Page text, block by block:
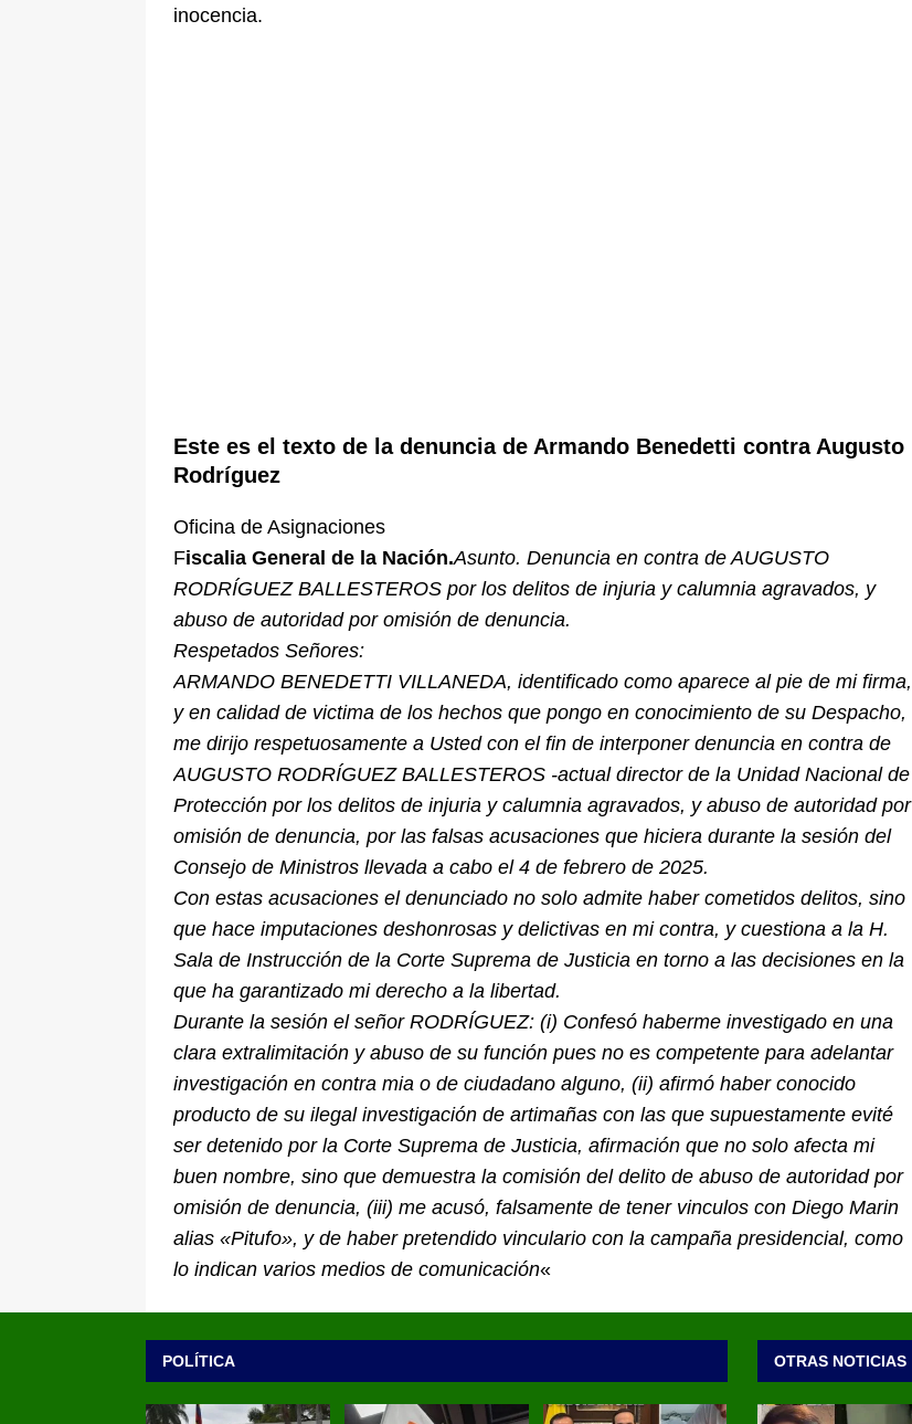
inocencia.
Este es el texto de la denuncia de Armando Benedetti contra Augusto
Rodríguez
Oficina de Asignaciones
Fiscalia General de la Nación.Asunto. Denuncia en contra de AUGUSTO
RODRÍGUEZ BALLESTEROS por los delitos de injuria y calumnia agravados, y
abuso de autoridad por omisión de denuncia.
Respetados Señores:
ARMANDO BENEDETTI VILLANEDA, identificado como aparece al pie de mi firma,
y en calidad de victima de los hechos que pongo en conocimiento de su Despacho,
me dirijo respetuosamente a Usted con el fin de interponer denuncia en contra de
AUGUSTO RODRÍGUEZ BALLESTEROS -actual director de la Unidad Nacional de
Protección por los delitos de injuria y calumnia agravados, y abuso de autoridad por
omisión de denuncia, por las falsas acusaciones que hiciera durante la sesión del
Consejo de Ministros llevada a cabo el 4 de febrero de 2025.
Con estas acusaciones el denunciado no solo admite haber cometidos delitos, sino
que hace imputaciones deshonrosas y delictivas en mi contra, y cuestiona a la H.
Sala de Instrucción de la Corte Suprema de Justicia en torno a las decisiones en la
que ha garantizado mi derecho a la libertad.
Durante la sesión el señor RODRÍGUEZ: (i) Confesó haberme investigado en una
clara extralimitación y abuso de su función pues no es competente para adelantar
investigación en contra mia o de ciudadano alguno, (ii) afirmó haber conocido
producto de su ilegal investigación de artimañas con las que supuestamente evité
ser detenido por la Corte Suprema de Justicia, afirmación que no solo afecta mi
buen nombre, sino que demuestra la comisión del delito de abuso de autoridad por
omisión de denuncia, (iii) me acusó, falsamente de tener vinculos con Diego Marin
alias «Pitufo», y de haber pretendido vinculario con la campaña presidencial, como
lo indican varios medios de comunicación«
POLÍTICA OTRAS NOTICIAS